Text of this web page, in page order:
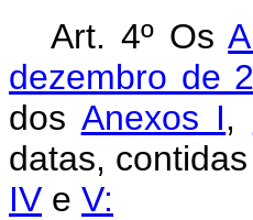
Art. 4º Os
dezembro de
dos Anexos I,
datas,
IV e V: